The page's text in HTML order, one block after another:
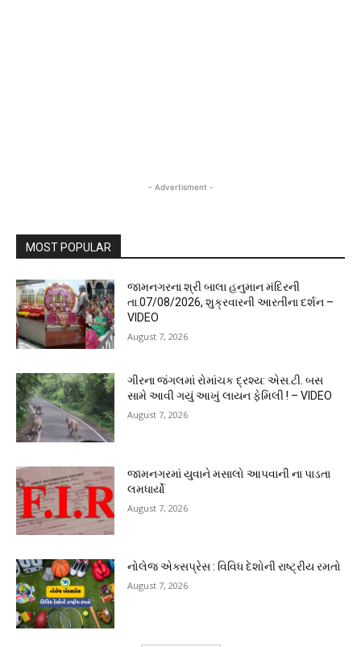
- Advertisment -
MOST POPULAR
જામનગરના શ્રી બાલા હનુમાન મંદિરની
તા.07/08/2026, શુક્રવારની આરતીના દર્શન –
VIDEO
August 7, 2026
ગીરના જંગલમાં રોમાંચક દ્રશ્ય: એસ.ટી. બસ
સામે આવી ગયું આખું લાયન ફેમિલી ! – VIDEO
August 7, 2026
જામનગરમાં યુવાને મસાલો આપવાની ના પાડતા
લમધાર્યો
August 7, 2026
નોલેજ એક્સપ્રેસ : વિવિધ દેશોની રાષ્ટ્રીય રમતો
August 7, 2026